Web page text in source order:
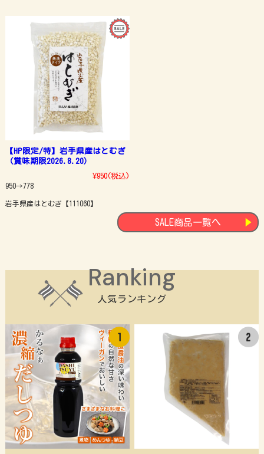
【HP限定/特】岩手県産はとむぎ
（賞味期限2026.8.20）
¥950(税込)
950→778
岩手県産はとむぎ【111060】
SALE商品一覧へ
人気ランキング